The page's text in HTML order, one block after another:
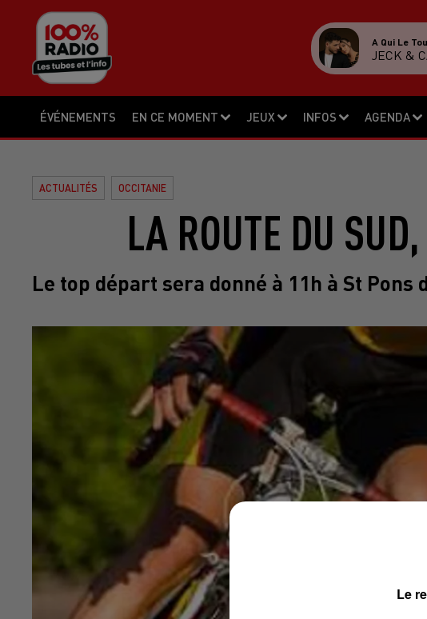
ÉVÉNEMENTS EN CE MOMENT JEUX INFOS AGENDA
A Qui Le
JECK &
ACTUALITÉS OCCITANIE
LA ROUTE DU
Le top départ sera donné à 11h à St Pons
Le